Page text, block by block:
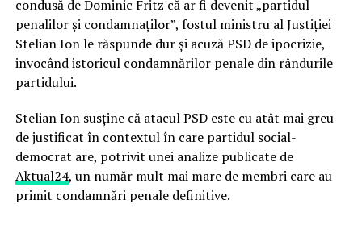
condusă de Dominic Fritz că ar fi devenit „partidul
penalilor și condamnaților”, fostul ministru al Justiției
Stelian Ion le răspunde dur și acuză PSD de ipocrizie,
invocând istoricul condamnărilor penale din rândurile
partidului.
Stelian Ion susține că atacul PSD este cu atât mai greu
de justificat în contextul în care partidul social-
democrat are, potrivit unei analize publicate de
Aktual24, un număr mult mai mare de membri care au
primit condamnări penale definitive.